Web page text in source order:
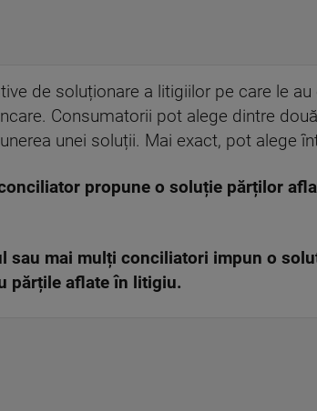
de soluționare a litigiilor pe care le
Consumatorii pot alege dintre
unei soluții. Mai exact, pot alege
propune o soluție părților
mai mulți conciliatori impun o
părțile aflate în litigiu.